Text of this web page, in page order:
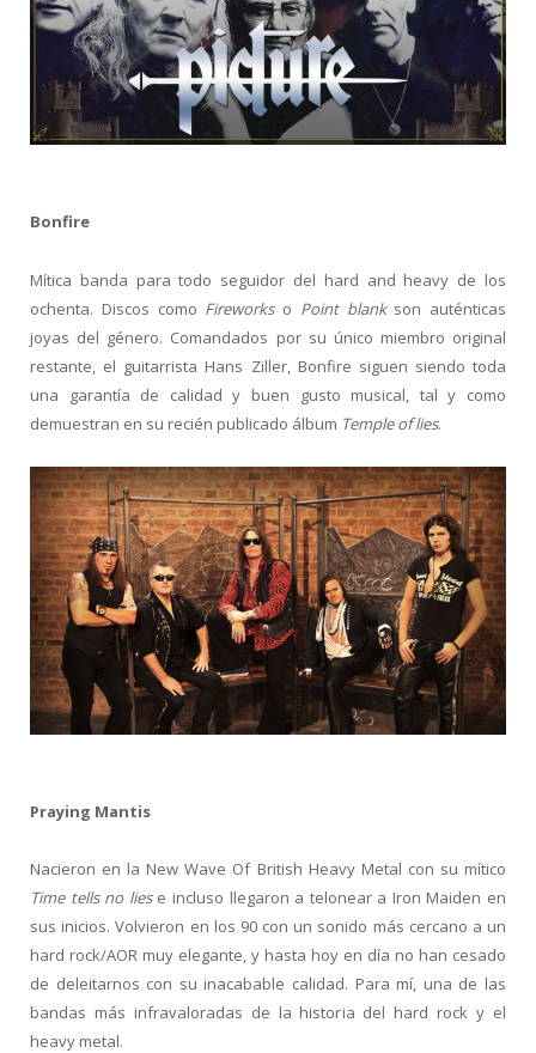
Bonfire
Mítica banda para todo seguidor del hard and heavy de los
ochenta. Discos como Fireworks o Point blank son auténticas
joyas del género. Comandados por su único miembro original
restante, el guitarrista Hans Ziller, Bonfire siguen siendo toda
una garantía de calidad y buen gusto musical, tal y como
demuestran en su recién publicado álbum Temple of lies.
Praying Mantis
Nacieron en la New Wave Of British Heavy Metal con su mítico
Time tells no liese incluso llegaron a telonear a Iron Maiden en
sus inicios. Volvieron en los 90 con un sonido más cercano a un
hard rock/AOR muy elegante, y hasta hoy en día no han cesado
de deleitarnos con su inacabable calidad. Para mí, una de las
bandas más infravaloradas de la historia del hard rock y el
heavy metal.